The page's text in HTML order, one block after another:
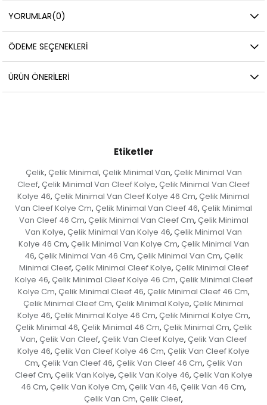
YORUMLAR(0)
ÖDEME SEÇENEKLERI
ÜRÜN ÖNERILERI
Etiketler
Çelik, Çelik Minimal, Çelik Minimal Van, Çelik Minimal Van
Cleef, Çelik Minimal Van Cleef Kolye, Çelik Minimal Van Cleef
Kolye 46, Çelik Minimal Van Cleef Kolye 46 Cm, Çelik Minimal
Van Cleef Kolye Cm, Çelik Minimal Van Cleef 46, Çelik Minimal
Van Cleef 46 Cm, Çelik Minimal Van Cleef Cm, Çelik Minimal
Van Kolye, Çelik Minimal Van Kolye 46, Çelik Minimal Van
Kolye 46 Cm, Çelik Minimal Van Kolye Cm, Çelik Minimal Van
46, Çelik Minimal Van 46 Cm, Çelik Minimal Van Cm, Çelik
Minimal Cleef, Çelik Minimal Cleef Kolye, Çelik Minimal Cleef
Kolye 46, Çelik Minimal Cleef Kolye 46 Cm, Çelik Minimal Cleef
Kolye Cm, Çelik Minimal Cleef 46, Çelik Minimal Cleef 46 Cm,
Çelik Minimal Cleef Cm, Çelik Minimal Kolye, Çelik Minimal
Kolye 46, Çelik Minimal Kolye 46 Cm, Çelik Minimal Kolye Cm,
Çelik Minimal 46, Çelik Minimal 46 Cm, Çelik Minimal Cm, Çelik
Van, Çelik Van Cleef, Çelik Van Cleef Kolye, Çelik Van Cleef
Kolye 46, Çelik Van Cleef Kolye 46 Cm, Çelik Van Cleef Kolye
Cm, Çelik Van Cleef 46, Çelik Van Cleef 46 Cm, Çelik Van
Cleef Cm, Çelik Van Kolye, Çelik Van Kolye 46, Çelik Van Kolye
46 Cm, Çelik Van Kolye Cm, Çelik Van 46, Çelik Van 46 Cm,
Çelik Van Cm, Çelik Cleef,